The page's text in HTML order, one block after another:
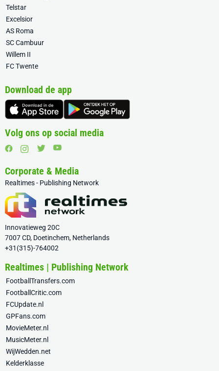
Telstar
Excelsior
AS Roma
SC Cambuur
Willem II
FC Twente
Download de app
Volg ons op social media
Corporate & Media
Realtimes - Publishing Network
Innovatieweg 20C
7007 CD, Doetinchem, Netherlands
+31(315)-764002
Realtimes | Publishing Network
FootballTransfers.com
FootballCritic.com
FCUpdate.nl
GPFans.com
MovieMeter.nl
MusicMeter.nl
WijWedden.net
Kelderklasse